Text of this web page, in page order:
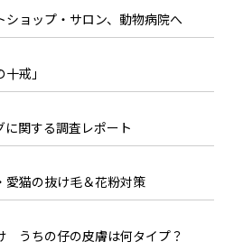
ショップ・サロン、動物病院へ
戒」
に関する調査レポート
愛猫の抜け毛＆花粉対策
うちの仔の皮膚は何タイプ？